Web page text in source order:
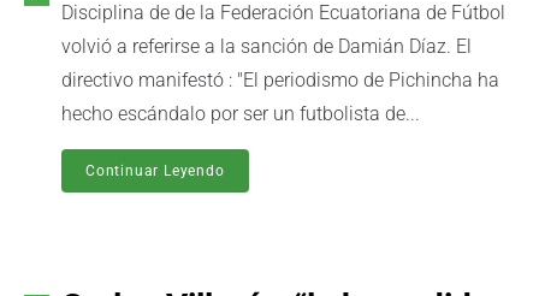
Disciplina de de la Federación Ecuatoriana de Fútbol
volvió a referirse a la sanción de Damián Díaz. El
directivo manifestó : "El periodismo de Pichincha ha
hecho escándalo por ser un futbolista de...
Continuar Leyendo